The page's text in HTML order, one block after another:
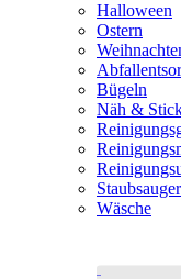
Halloween
Ostern
Bügeln
Näh &
Staubsauger
Wäsche